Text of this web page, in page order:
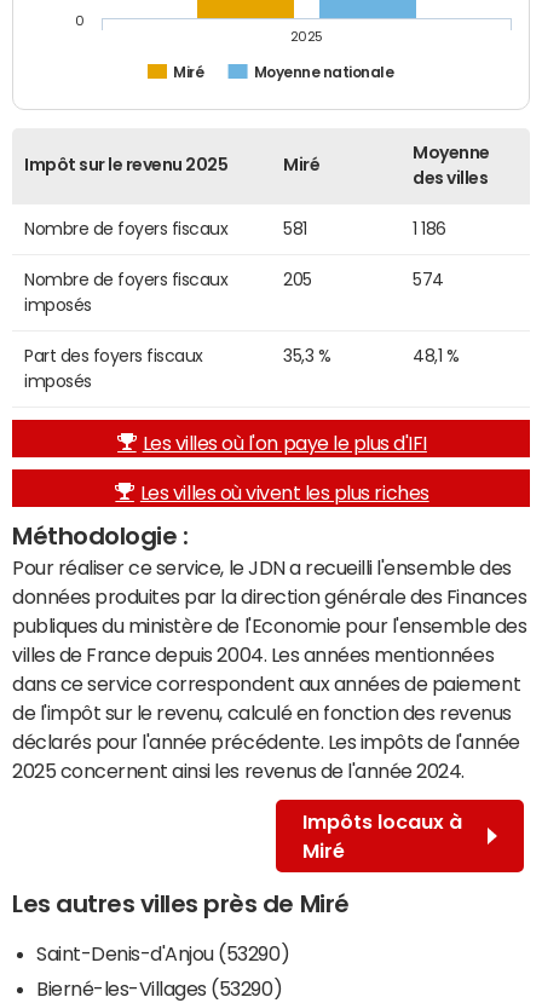
Miré Moyenne nationale
2025
0
Impôt sur le revenu 2025 Miré
Moyenne
des villes
Nombre de foyers fiscaux 581 1 186
Nombre de foyers fiscaux
imposés
205 574
Part des foyers fiscaux
imposés
35,3 % 48,1 %
Les villes où l'on paye le plus d'IFI
Les villes où vivent les plus riches
Méthodologie :
Pour réaliser ce service, le JDN a recueilli l'ensemble des
données produites par la direction générale des Finances
publiques du ministère de l'Economie pour l'ensemble des
villes de France depuis 2004. Les années mentionnées
dans ce service correspondent aux années de paiement
de l'impôt sur le revenu, calculé en fonction des revenus
déclarés pour l'année précédente. Les impôts de l'année
2025 concernent ainsi les revenus de l'année 2024.
Impôts locaux à
Miré
Les autres villes près de Miré
Saint-Denis-d'Anjou (53290)
Bierné-les-Villages (53290)